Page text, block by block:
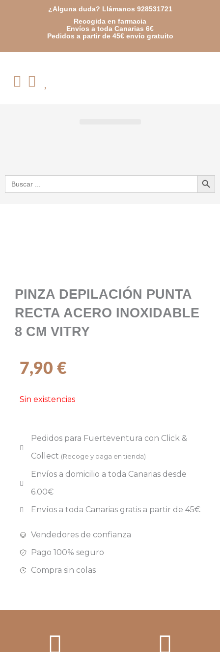
¿Alguna duda? Llámanos 928531721
Recogida en farmacia
Envíos a toda Canarias 6€
Pedidos a partir de 45€ envío gratuito
Buscar: Botón de
PINZA DEPILACIÓN PUNTA
RECTA ACERO INOXIDABLE
8 CM VITRY
7,90 €
Sin existencias
Pedidos para Fuerteventura con Click &
Collect (Recoge y paga en tienda)
Envíos a domicilio a toda Canarias desde
6.00€
Envíos a toda Canarias gratis a partir de 45€
Vendedores de confianza
Pago 100% seguro
Compra sin colas